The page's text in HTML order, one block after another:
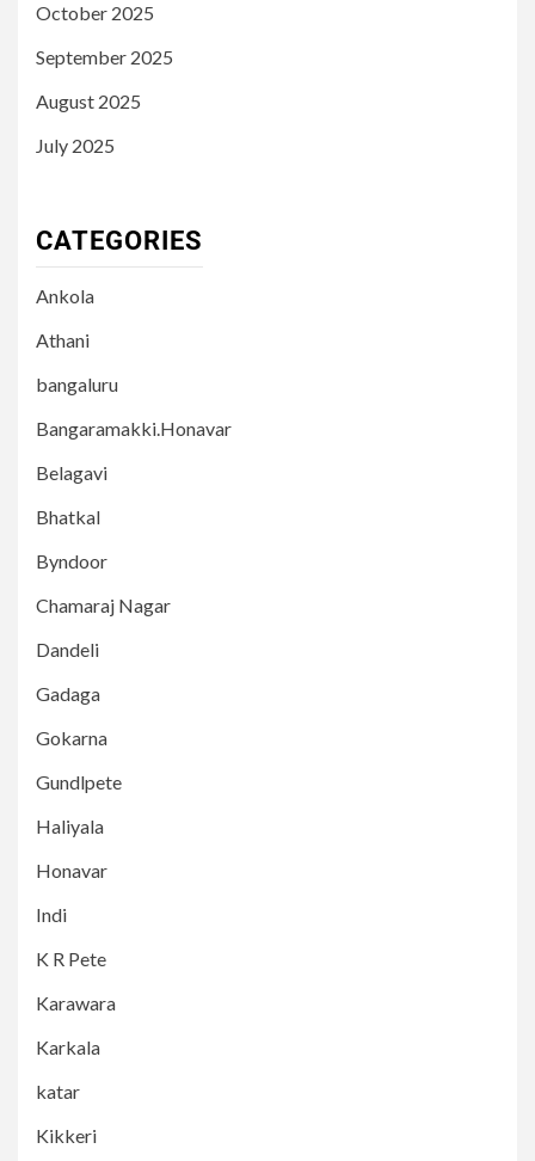
October 2025
September 2025
August 2025
July 2025
CATEGORIES
Ankola
Athani
bangaluru
Bangaramakki.Honavar
Belagavi
Bhatkal
Byndoor
Chamaraj Nagar
Dandeli
Gadaga
Gokarna
Gundlpete
Haliyala
Honavar
Indi
K R Pete
Karawara
Karkala
katar
Kikkeri